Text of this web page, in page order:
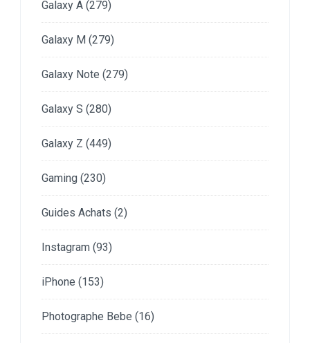
Galaxy A (279)
Galaxy M (279)
Galaxy Note (279)
Galaxy S (280)
Galaxy Z (449)
Gaming (230)
Guides Achats (2)
Instagram (93)
iPhone (153)
Photographe Bebe (16)